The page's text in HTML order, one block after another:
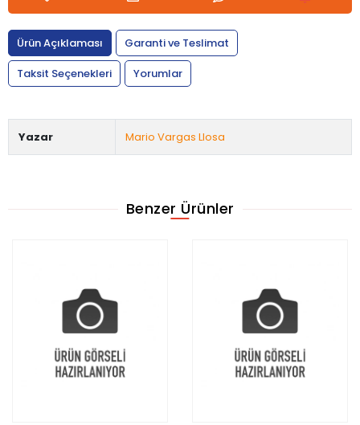
Ürün Açıklaması
Garanti ve Teslimat
Taksit Seçenekleri
Yorumlar
Yazar Mario Vargas Llosa
Benzer Ürünler